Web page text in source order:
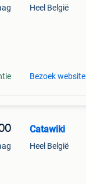
Heel België
Bezoek website
Catawiki
Heel België